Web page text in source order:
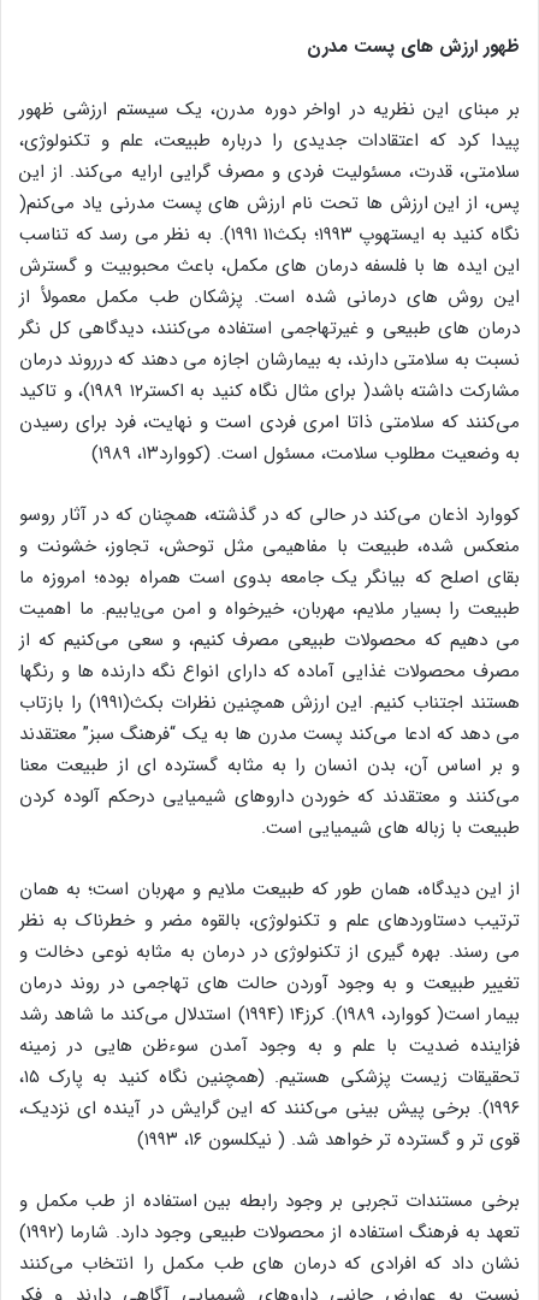
ظهور ارزش های پست مدرن
بر مبنای این نظریه در اواخر دوره مدرن، یک سیستم ارزشی ظهور
پیدا کرد که اعتقادات جدیدی را درباره طبیعت، علم و تکنولوژی،
سلامتی، قدرت، مسئولیت فردی و مصرف گرایی ارایه می‌کند. از این
پس، از این ارزش ها تحت نام ارزش های پست مدرنی یاد می‌کنم(
نگاه کنید به ایستهوپ ۱۹۹۳؛ بکث۱۱ ۱۹۹۱). به نظر می رسد که تناسب
این ایده ها با فلسفه درمان های مکمل، باعث محبوبیت و گسترش
این روش های درمانی شده است. پزشکان طب مکمل معمولأ از
درمان های طبیعی و غیرتهاجمی استفاده می‌کنند، دیدگاهی کل نگر
نسبت به سلامتی دارند، به بیمارشان اجازه می دهند که درروند درمان
مشارکت داشته باشد( برای مثال نگاه کنید به اکستر۱۲ ۱۹۸۹)، و تاکید
می‌کنند که سلامتی ذاتا امری فردی است و نهایت، فرد برای رسیدن
به وضعیت مطلوب سلامت، مسئول است. (کووارد۱۳، ۱۹۸۹)
کووارد اذعان می‌کند در حالی که در گذشته، همچنان که در آثار روسو
منعکس شده، طبیعت با مفاهیمی مثل توحش، تجاوز، خشونت و
بقای اصلح که بیانگر یک جامعه بدوی است همراه بوده؛ امروزه ما
طبیعت را بسیار ملایم، مهربان، خیرخواه و امن می‌یابیم. ما اهمیت
می دهیم که محصولات طبیعی مصرف کنیم، و سعی می‌کنیم که از
مصرف محصولات غذایی آماده که دارای انواع نگه دارنده ها و رنگها
هستند اجتناب کنیم. این ارزش همچنین نظرات بکث(۱۹۹۱) را بازتاب
می دهد که ادعا می‌کند پست مدرن ها به یک “فرهنگ سبز” معتقدند
و بر اساس آن، بدن انسان را به مثابه گسترده ای از طبیعت معنا
می‌کنند و معتقدند که خوردن داروهای شیمیایی درحکم آلوده کردن
طبیعت با زباله های شیمیایی است.
از این دیدگاه، همان طور که طبیعت ملایم و مهربان است؛ به همان
ترتیب دستاوردهای علم و تکنولوژی، بالقوه مضر و خطرناک به نظر
می رسند. بهره گیری از تکنولوژی در درمان به مثابه نوعی دخالت و
تغییر طبیعت و به وجود آوردن حالت های تهاجمی در روند درمان
بیمار است( کووارد، ۱۹۸۹). کرز۱۴ (۱۹۹۴) استدلال می‌کند ما شاهد رشد
فزاینده ضدیت با علم و به وجود آمدن سوءظن هایی در زمینه
تحقیقات زیست پزشکی هستیم. (همچنین نگاه کنید به پارک ۱۵،
۱۹۹۶). برخی پیش بینی می‌کنند که این گرایش در آینده ای نزدیک،
قوی تر و گسترده تر خواهد شد. ( نیکلسون ۱۶، ۱۹۹۳)
برخی مستندات تجربی بر وجود رابطه بین استفاده از طب مکمل و
تعهد به فرهنگ استفاده از محصولات طبیعی وجود دارد. شارما (۱۹۹۲)
نشان داد که افرادی که درمان های طب مکمل را انتخاب می‌کنند